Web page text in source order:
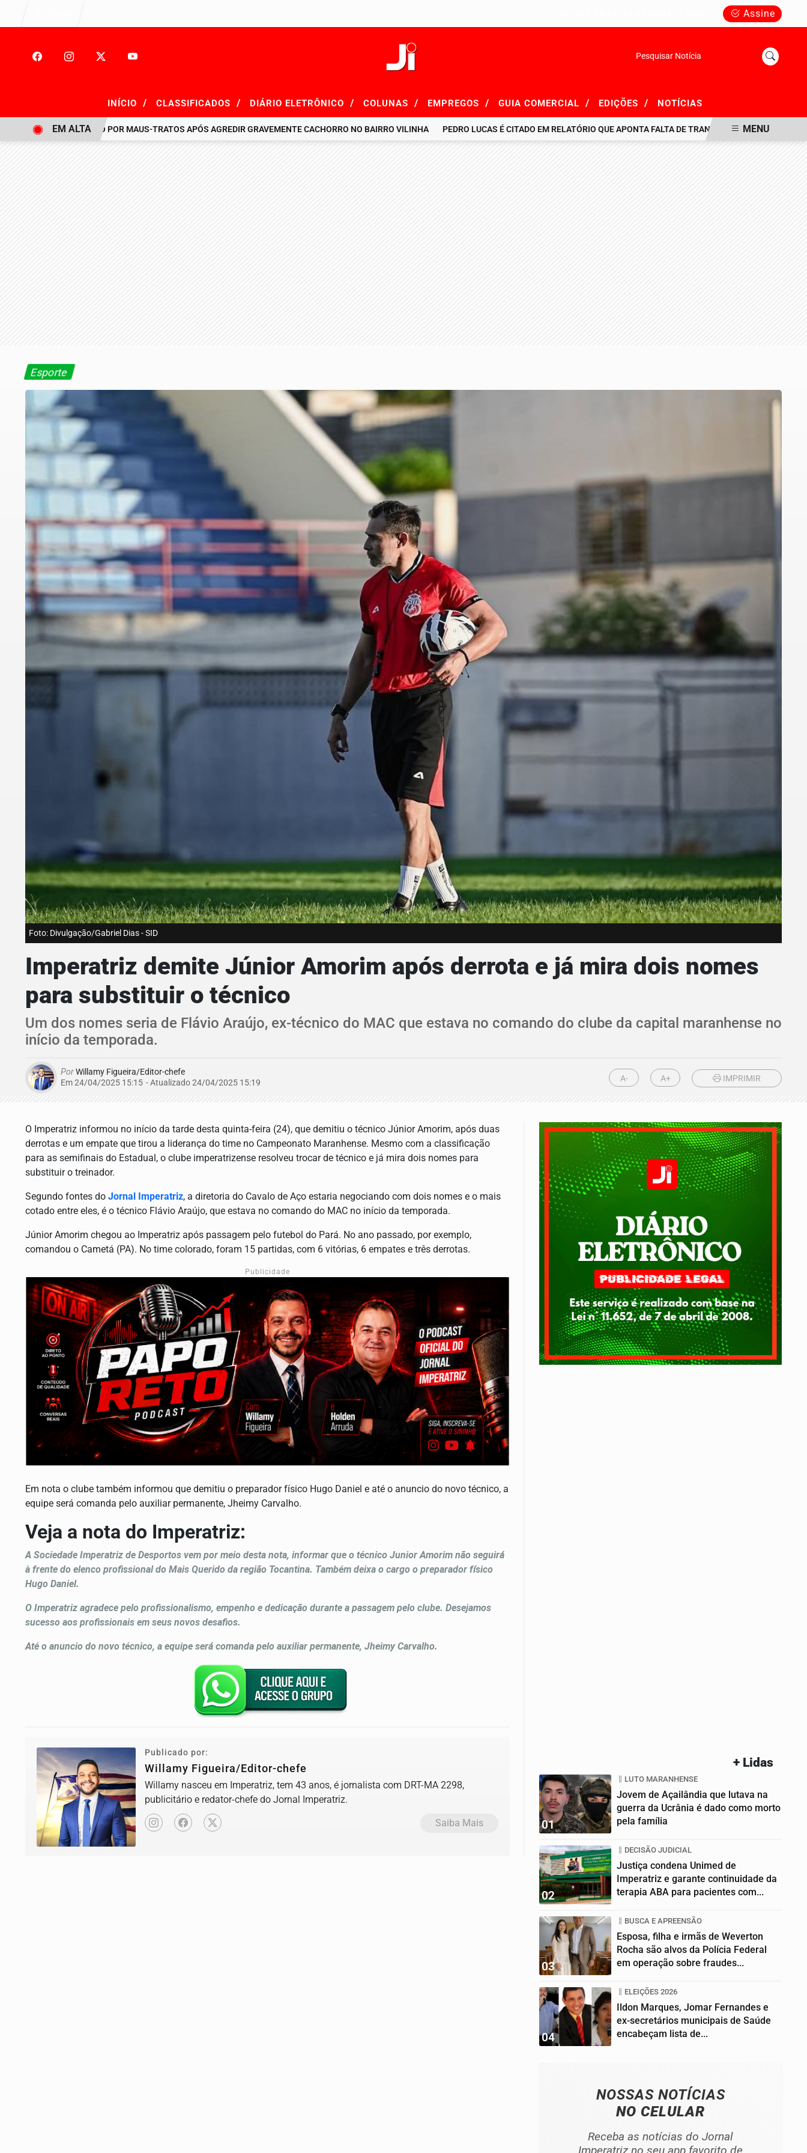
Assine
Pesquisar Notícia
INÍCIO / CLASSIFICADOS / DIÁRIO ELETRÔNICO / COLUNAS / EMPREGOS / GUIA COMERCIAL / EDIÇÕES / NOTÍCIAS
HOMEM É PRESO POR MAUS-TRATOS APÓS AGREDIR GRAVEMENTE CACHORRO NO BAIRRO VILINHA PEDRO LUCAS É CITADO EM RELATÓRIO QUE APONTA FALTA DE TRANSPARÊNCIA EM R$ 716
EM ALTA MENU
Esporte
Foto: Divulgação/Gabriel Dias - SID
Imperatriz demite Júnior Amorim após derrota e já mira dois nomes
para substituir o técnico
Um dos nomes seria de Flávio Araújo, ex-técnico do MAC que estava no comando do clube da capital maranhense no
início da temporada.
PorWillamy Figueira/Editor-chefe
Em 24/04/2025 15:15 - Atualizado24/04/2025 15:19 A- A+ IMPRIMIR
O Imperatriz informou no início da tarde desta quinta-feira (24), que demitiu o técnico Júnior Amorim, após duas
derrotas e um empate que tirou a liderança do time no Campeonato Maranhense. Mesmo com a classificação
para as semifinais do Estadual, o clube imperatrizense resolveu trocar de técnico e já mira dois nomes para
substituir o treinador.
Segundo fontes do Jornal Imperatriz, a diretoria do Cavalo de Aço estaria negociando com dois nomes e o mais
cotado entre eles, é o técnico Flávio Araújo, que estava no comando do MAC no início da temporada.
Júnior Amorim chegou ao Imperatriz após passagem pelo futebol do Pará. No ano passado, por exemplo,
comandou o Cametá (PA). No time colorado, foram 15 partidas, com 6 vitórias, 6 empates e três derrotas.
Publicidade
Em nota o clube também informou que demitiu o preparador físico Hugo Daniel e até o anuncio do novo técnico, a
equipe será comanda pelo auxiliar permanente, Jheimy Carvalho.
Veja a nota do Imperatriz:
A Sociedade Imperatriz de Desportos vem por meio desta nota, informar que o técnico Junior Amorim não seguirá
à frente do elenco profissional do Mais Querido da região Tocantina. Também deixa o cargo o preparador físico
Hugo Daniel.
O Imperatriz agradece pelo profissionalismo, empenho e dedicação durante a passagem pelo clube. Desejamos
sucesso aos profissionais em seus novos desafios.
Até o anuncio do novo técnico, a equipe será comanda pelo auxiliar permanente, Jheimy Carvalho.
Publicado por:
Willamy Figueira/Editor-chefe
Willamy nasceu em Imperatriz, tem 43 anos, é jornalista com DRT-MA 2298,
publicitário e redator-chefe do Jornal Imperatriz.
Saiba Mais
+ Lidas
01
LUTO MARANHENSE
Jovem de Açailândia que lutava na
guerra da Ucrânia é dado como morto
pela família
02
DECISÃO JUDICIAL
Justiça condena Unimed de
Imperatriz e garante continuidade da
terapia ABA para pacientes com...
03
BUSCA E APREENSÃO
Esposa, filha e irmãs de Weverton
Rocha são alvos da Polícia Federal
em operação sobre fraudes...
04
ELEIÇÕES 2026
Ildon Marques, Jomar Fernandes e
ex-secretários municipais de Saúde
encabeçam lista de...
NOSSAS NOTÍCIAS
NO CELULAR
Receba as notícias do Jornal